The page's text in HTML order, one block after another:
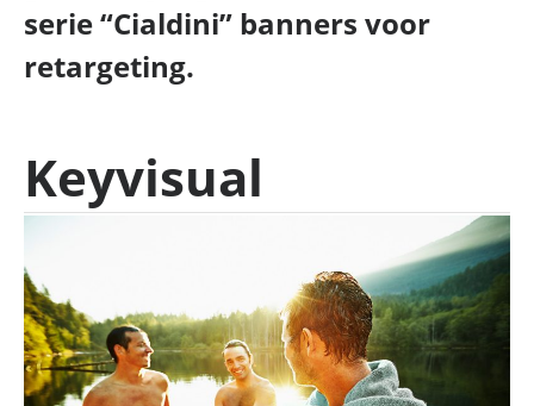
serie “Cialdini” banners voor
retargeting.
Keyvisual